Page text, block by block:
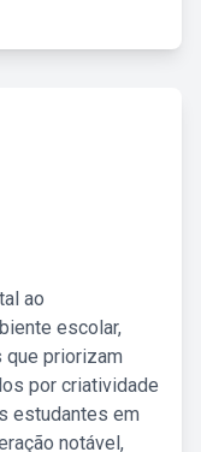
ao
escolar,
priorizam
por criatividade
estudantes em
notável,